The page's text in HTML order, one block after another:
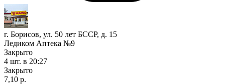
г. Борисов, ул. 50 лет БССР, д. 15
Ледиком Аптека №9
Закрыто
4 шт. в 20:27
Закрыто
7,10 р.